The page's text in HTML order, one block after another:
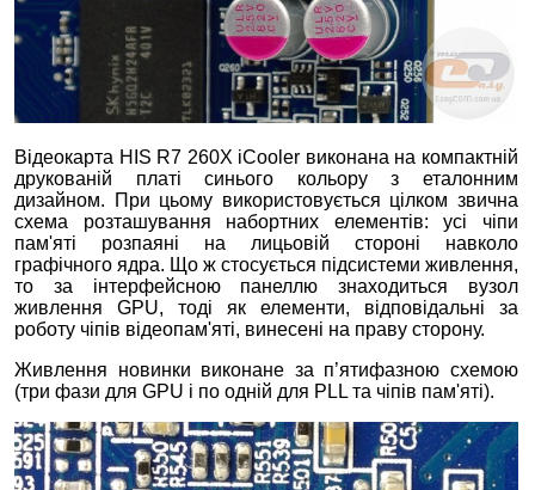
Відеокарта HIS R7 260X iCooler виконана на компактній
друкованій платі синього кольору з еталонним
дизайном. При цьому використовується цілком звична
схема розташування набортних елементів: усі чіпи
пам'яті розпаяні на лицьовій стороні навколо
графічного ядра. Що ж стосується підсистеми живлення,
то за інтерфейсною панеллю знаходиться вузол
живлення GPU, тоді як елементи, відповідальні за
роботу чіпів відеопам'яті, винесені на праву сторону.
Живлення новинки виконане за п’ятифазною схемою
(три фази для GPU і по одній для PLL та чіпів пам'яті).